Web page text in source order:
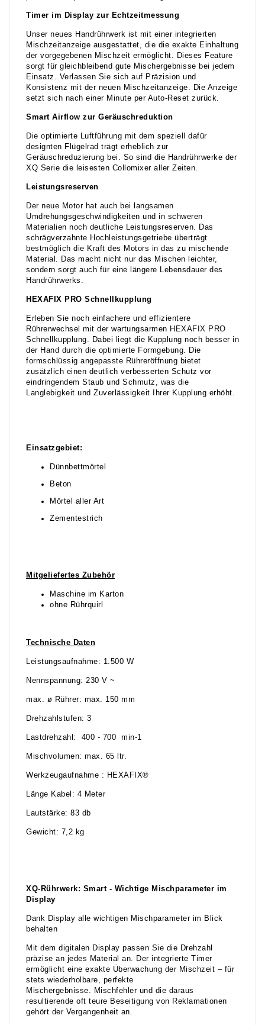
Timer im Display zur Echtzeitmessung
Unser neues Handrührwerk ist mit einer integrierten
Mischzeitanzeige ausgestattet, die die exakte Einhaltung
der vorgegebenen Mischzeit ermöglicht. Dieses Feature
sorgt für gleichbleibend gute Mischergebnisse bei jedem
Einsatz. Verlassen Sie sich auf Präzision und
Konsistenz mit der neuen Mischzeitanzeige. Die Anzeige
setzt sich nach einer Minute per Auto-Reset zurück.
Smart Airflow zur Geräuschreduktion
Die optimierte Luftführung mit dem speziell dafür
designten Flügelrad trägt erheblich zur
Geräuschreduzierung bei. So sind die Handrührwerke der
XQ Serie die leisesten Collomixer aller Zeiten.
Leistungsreserven
Der neue Motor hat auch bei langsamen
Umdrehungsgeschwindigkeiten und in schweren
Materialien noch deutliche Leistungsreserven. Das
schrägverzahnte Hochleistungsgetriebe überträgt
bestmöglich die Kraft des Motors in das zu mischende
Material. Das macht nicht nur das Mischen leichter,
sondern sorgt auch für eine längere Lebensdauer des
Handrührwerks.
HEXAFIX PRO Schnellkupplung
Erleben Sie noch einfachere und effizientere
Rührerwechsel mit der wartungsarmen HEXAFIX PRO
Schnellkupplung. Dabei liegt die Kupplung noch besser in
der Hand durch die optimierte Formgebung. Die
formschlüssig angepasste Rühreröffnung bietet
zusätzlich einen deutlich verbesserten Schutz vor
eindringendem Staub und Schmutz, was die
Langlebigkeit und Zuverlässigkeit Ihrer Kupplung erhöht.
Einsatzgebiet:
Dünnbettmörtel
Beton
Mörtel aller Art
Zementestrich
Mitgeliefertes Zubehör
Maschine im Karton
ohne Rührquirl
Technische Daten
Leistungsaufnahme: 1.500 W
Nennspannung: 230 V ~
max. ø Rührer: max. 150 mm
Drehzahlstufen: 3
Lastdrehzahl: 400 - 700 min-1
Mischvolumen: max. 65 ltr.
Werkzeugaufnahme : HEXAFIX®
Länge Kabel: 4 Meter
Lautstärke: 83 db
Gewicht: 7,2 kg
XQ-Rührwerk: Smart - Wichtige Mischparameter im
Display
Dank Display alle wichtigen Mischparameter im Blick
behalten
Mit dem digitalen Display passen Sie die Drehzahl
präzise an jedes Material an. Der integrierte Timer
ermöglicht eine exakte Überwachung der Mischzeit – für
stets wiederholbare, perfekte
Mischergebnisse. Mischfehler und die daraus
resultierende oft teure Beseitigung von Reklamationen
gehört der Vergangenheit an.